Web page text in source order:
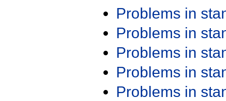
Problems in
Problems in
Problems in
Problems in
Problems in